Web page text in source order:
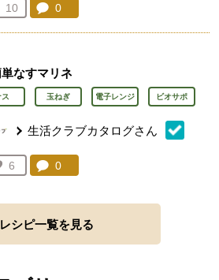
お気に入り登録：
10
人が登録
コメント：
0
なすマリネ
ス 玉ねぎ 電子レンジ ビオサポ
生活クラブカタログさん
お気に入り登録：
6
人が登録
コメント：
0
レシピ一覧を見る